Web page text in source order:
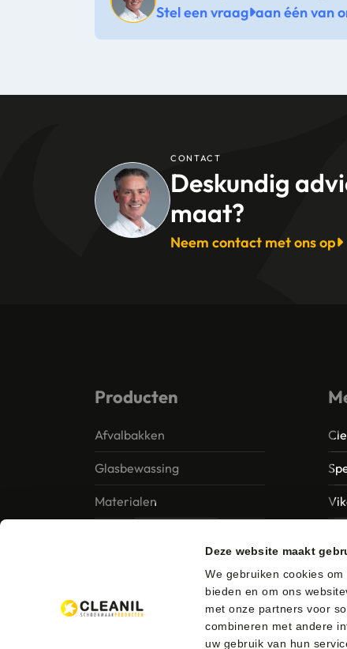
Deze website maakt
We gebruiken cookies
bieden en om ons
met onze partners voor
combineren met andere
uw gebruik van hun
Stel een vraag aan één van
CONTACT
Deskundig
maat?
Neem contact met ons op
Producten
Afvalbakken
Glasbewassing
Materialen